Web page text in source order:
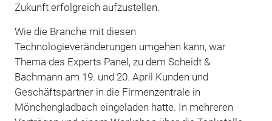
Zukunft erfolgreich aufzustellen.
Wie die Branche mit diesen
Technologieveränderungen umgehen kann, war
Thema des Experts Panel, zu dem Scheidt &
Bachmann am 19. und 20. April Kunden und
Geschäftspartner in die Firmenzentrale in
Mönchengladbach eingeladen hatte. In mehreren